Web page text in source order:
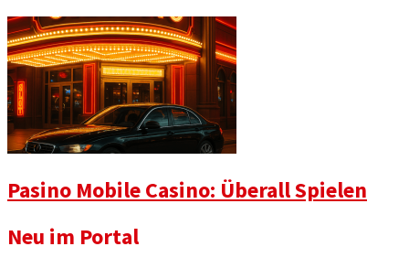
Pasino Mobile Casino: Überall Spielen
Neu im Portal